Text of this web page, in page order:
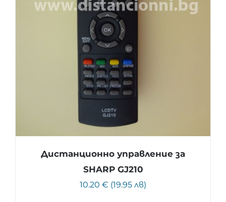
Дистанционно управление за
SHARP GJ210
10.20 € (19.95 лв)